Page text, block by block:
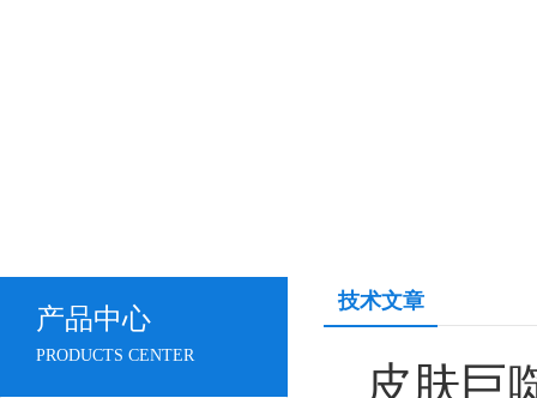
产品中心
PRODUCTS CENTER
技术文章
皮肤巨